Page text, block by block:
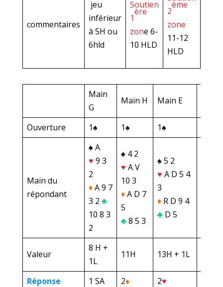
commentaires
jeu
inférieur
à 5H ou
6hld
Soutien
1
ère
zone 6-
10 HLD
2
ème
zone
11-12
HLD
Main
G
Main H Main E
Ouverture 1♠ 1♠ 1♠
Main du
répondant
♠ A
♥ 9 3
2
♦A 9 7
3 2 ♣
10 8 3
2
♠ 4 2
♥ A V
10 3
♦A D 7
5
♣ 8 5 3
♠ 5 2
♥ A D 5 4
3
♦R D 9 4
♣ D 5
Valeur
8 H +
1L
11H 13H + 1L
Réponse 1 SA 2♦ 2♥